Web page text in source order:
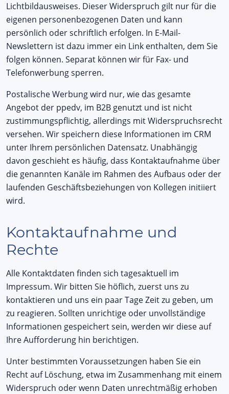
Lichtbildausweises. Dieser Widerspruch gilt nur für die
eigenen personenbezogenen Daten und kann
persönlich oder schriftlich erfolgen. In E-Mail-
Newslettern ist dazu immer ein Link enthalten, dem Sie
folgen können. Separat können wir für Fax- und
Telefonwerbung sperren.
Postalische Werbung wird nur, wie das gesamte
Angebot der ppedv, im B2B genutzt und ist nicht
zustimmungspflichtig, allerdings mit Widerspruchsrecht
versehen. Wir speichern diese Informationen im CRM
unter Ihrem persönlichen Datensatz. Unabhängig
davon geschieht es häufig, dass Kontaktaufnahme über
die genannten Kanäle im Rahmen des Aufbaus oder der
laufenden Geschäftsbeziehungen von Kollegen initiiert
wird.
Kontaktaufnahme und
Rechte
Alle Kontaktdaten finden sich tagesaktuell im
Impressum. Wir bitten Sie höflich, zuerst uns zu
kontaktieren und uns ein paar Tage Zeit zu geben, um
zu reagieren. Sollten unrichtige oder unvollständige
Informationen gespeichert sein, werden wir diese auf
Ihre Aufforderung hin berichtigen.
Unter bestimmten Voraussetzungen haben Sie ein
Recht auf Löschung, etwa im Zusammenhang mit einem
Widerspruch oder wenn Daten unrechtmäßig erhoben